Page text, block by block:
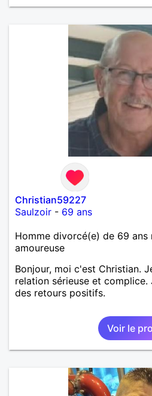
Christian59227
Saulzoir - 69 ans
Homme divorcé(e) de 69 ans
amoureuse
Bonjour, moi c'est Christian.
relation sérieuse et complice.
des retours positifs.
Voir le